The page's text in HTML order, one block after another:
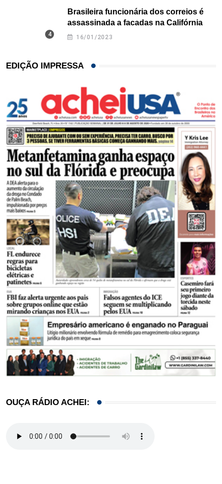
Brasileira funcionária dos correios é
assassinada a facadas na Califórnia
16/01/2023
EDIÇÃO IMPRESSA
OUÇA RÁDIO ACHEI: